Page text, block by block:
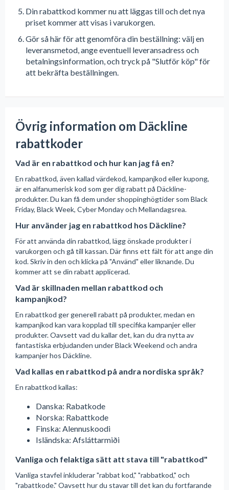
Din rabattkod kommer nu att läggas till och det nya
priset kommer att visas i varukorgen.
Gör så här för att genomföra din beställning: välj en
leveransmetod, ange eventuell leveransadress och
betalningsinformation, och tryck på "Slutför köp" för
att bekräfta beställningen.
Övrig information om Däckline
rabattkoder
Vad är en rabattkod och hur kan jag få en?
En rabattkod, även kallad värdekod, kampanjkod eller kupong,
är en alfanumerisk kod som ger dig rabatt på Däckline-
produkter. Du kan få dem under shoppinghögtider som Black
Friday, Black Week, Cyber Monday och Mellandagsrea.
Hur använder jag en rabattkod hos Däckline?
För att använda din rabattkod, lägg önskade produkter i
varukorgen och gå till kassan. Där finns ett fält för att ange din
kod. Skriv in den och klicka på "Använd" eller liknande. Du
kommer att se din rabatt applicerad.
Vad är skillnaden mellan rabattkod och
kampanjkod?
En rabattkod ger generell rabatt på produkter, medan en
kampanjkod kan vara kopplad till specifika kampanjer eller
produkter. Oavsett vad du kallar det, kan du dra nytta av
fantastiska erbjudanden under Black Weekend och andra
kampanjer hos Däckline.
Vad kallas en rabattkod på andra nordiska språk?
En rabattkod kallas:
Danska: Rabatkode
Norska: Rabattkode
Finska: Alennuskoodi
Isländska: Afsláttarmiði
Vanliga och felaktiga sätt att stava till "rabattkod"
Vanliga stavfel inkluderar "rabbat kod," "rabbatkod," och
"rabattkode." Oavsett hur du stavar till det kan du fortfarande